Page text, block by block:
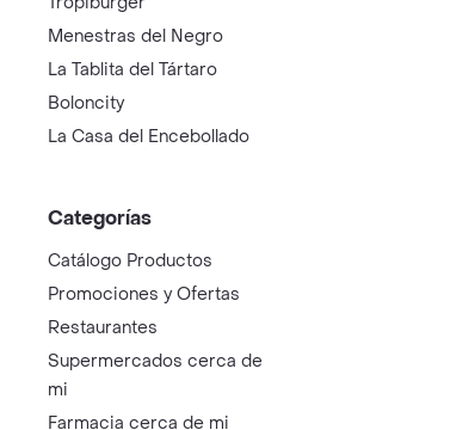
Menestras del Negro
La Tablita del Tártaro
Boloncity
La Casa del Encebollado
Categorías
Catálogo Productos
Promociones y Ofertas
Restaurantes
Supermercados cerca de
mi
Farmacia cerca de mi